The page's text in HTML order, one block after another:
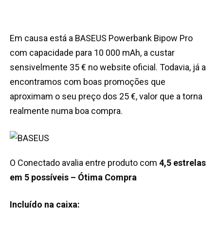
Em causa está a BASEUS Powerbank Bipow Pro
com capacidade para 10 000 mAh, a custar
sensivelmente 35 € no website oficial. Todavia, já a
encontramos com boas promoções que
aproximam o seu preço dos 25 €, valor que a torna
realmente numa boa compra.
O Conectado avalia entre produto com 4,5 estrelas
em 5 possíveis – Ótima Compra
Incluído na caixa: